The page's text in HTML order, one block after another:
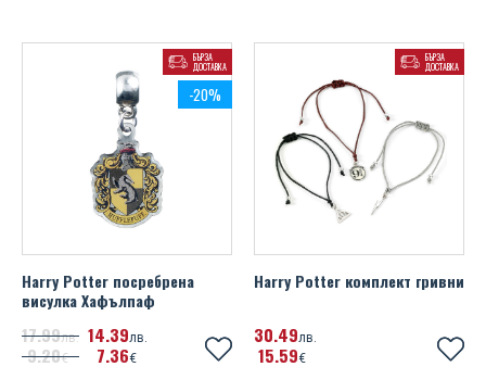
БЪРЗА
ДОСТАВКА
-20%
Harry Potter посребрена
висулка Хафълпаф
1799лв.
920€
14 39лв.
7 36€
БЪРЗА
ДОСТАВКА
Harry Potter комплект гривни
30 49лв.
15 59€